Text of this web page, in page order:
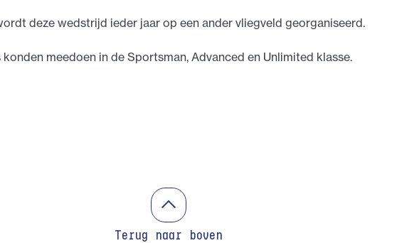
deze wedstrijd ieder jaar op een ander vliegveld georganiseerd.
konden meedoen in de Sportsman, Advanced en Unlimited klasse.
Terug naar boven